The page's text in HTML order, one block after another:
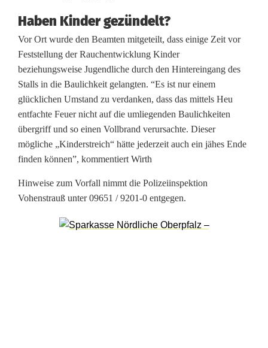
d
z
ü
n
d
e
n
Haben Kinder gezündelt?
Vor Ort wurde den Beamten mitgeteilt, dass einige Zeit vor
Feststellung der Rauchentwicklung Kinder
beziehungsweise Jugendliche durch den Hintereingang des
Stalls in die Baulichkeit gelangten. “Es ist nur einem
glücklichen Umstand zu verdanken, dass das mittels Heu
entfachte Feuer nicht auf die umliegenden Baulichkeiten
übergriff und so einen Vollbrand verursachte. Dieser
mögliche „Kinderstreich“ hätte jederzeit auch ein jähes Ende
finden können”, kommentiert Wirth
Hinweise zum Vorfall nimmt die Polizeiinspektion
Vohenstrauß unter 09651 / 9201-0 entgegen.